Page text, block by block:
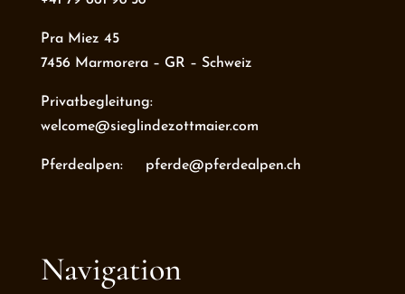
Pra Miez 45
7456 Marmorera – GR – Schweiz
Privatbegleitung:
welcome@sieglindezottmaier.com
Pferdealpen: pferde@pferdealpen.ch
Navigation